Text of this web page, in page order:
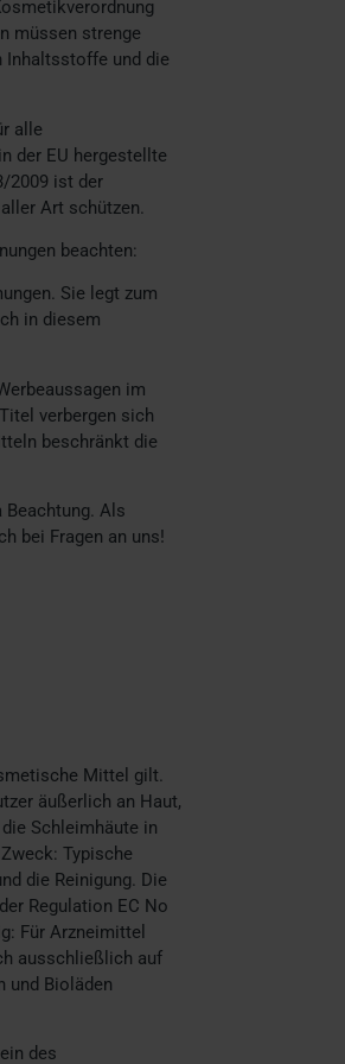
müssen strenge
Inhaltsstoffe und die
alle
der EU hergestellte
2009 ist der
Art schützen.
beachten:
Sie legt zum
in diesem
im
verbergen sich
beschränkt die
Als
bei Fragen an uns!
Mittel gilt.
äußerlich an Haut,
Schleimhäute in
Typische
die Reinigung. Die
Regulation EC No
Für Arzneimittel
ausschließlich auf
und Bioläden
des